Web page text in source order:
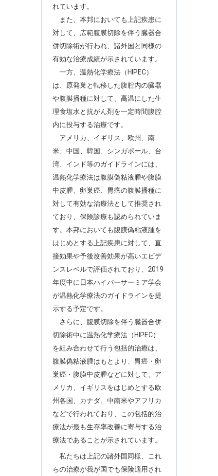
れています。
また、本邦においても上記疾患に
対して、広範腹膜切除を伴う臓器合
併切除術が行われ、諸外国と同様の
有効な治療成績が示されています。
一方、温熱化学療法（HIPEC）
は、原発巣と転移した腹腔内の臓器
や腹膜播種に対して、高温にした生
理食塩水と抗がん剤を一定時間腹腔
内に投与する治療です。
アメリカ、イギリス、欧州、南
米、中国、韓国、シンガポール、台
湾、インド等のガイドラインには、
温熱化学療法は腹膜偽粘液腫や腹膜
中皮腫、卵巣癌、胃癌の腹膜播種に
対して有効な治療法として推奨され
ており、保険診療も認められていま
す。本邦においても腹膜偽粘液腫を
はじめとする上記疾患に対して、直
接効果や予後改善効果が高いエビデ
ンスレベルで評価されており、2019
年度中に日本ハイパーサーミア学会
が温熱化学療法のガイドラインを提
示する予定です。
さらに、腹膜切除を伴う臓器合併
切除術中に温熱化学療法（HIPEC）
を組み合わせて行う包括的治療は、
腹膜偽粘液腫はもとより、胃癌・卵
巣癌・腹膜中皮腫などに対して、ア
メリカ、イギリスをはじめとする欧
州各国、カナダ、中南米やアフリカ
などで行われており、この包括的治
療法が最も生存率改善に寄与する治
療法であることが示されています。
私たちは上記の諸外国同様、これ
らの治療が我が国でも保険適用され